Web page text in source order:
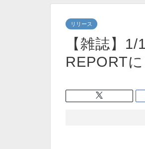
リリース
【雑誌】
REPORT